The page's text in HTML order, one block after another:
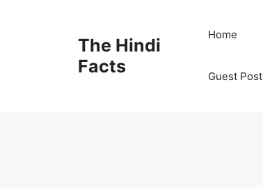
The Hindi
Facts
Home
Guest Post